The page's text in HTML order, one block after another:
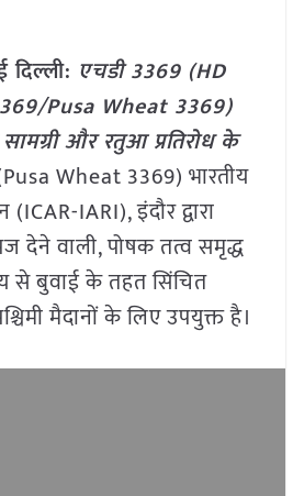
एचडी 3369 (HD
Pusa Wheat 3369)
और रतुआ प्रतिरोध के
Wheat 3369) भारतीय
IARI), इंदौर द्वारा
देने वाली, पोषक तत्व समृद्ध
से बुवाई के तहत सिंचित
मैदानों के लिए उपयुक्त है।